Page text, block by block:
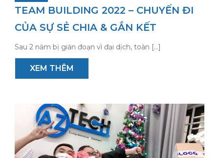
TEAM BUILDING 2022 – CHUYẾN ĐI
CỦA SỰ SẺ CHIA & GẮN KẾT
Sau 2 năm bị gián đoạn vì đại dịch, toàn […]
XEM THÊM